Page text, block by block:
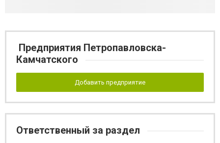
Предприятия Петропавловска-
Камчатского
Добавить предприятие
Ответственный за раздел